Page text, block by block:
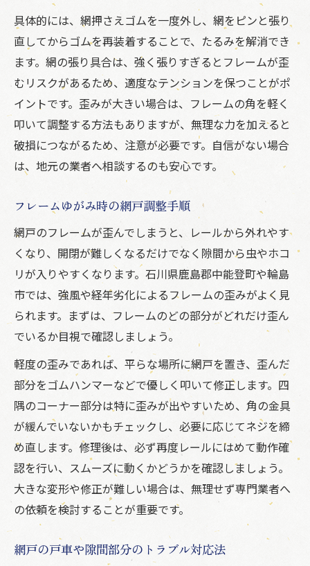
具体的には、網押さえゴムを一度外し、網をピンと張り
直してからゴムを再装着することで、たるみを解消でき
ます。網の張り具合は、強く張りすぎるとフレームが歪
むリスクがあるため、適度なテンションを保つことがポ
イントです。歪みが大きい場合は、フレームの角を軽く
叩いて調整する方法もありますが、無理な力を加えると
破損につながるため、注意が必要です。自信がない場合
は、地元の業者へ相談するのも安心です。
フレームゆがみ時の網戸調整手順
網戸のフレームが歪んでしまうと、レールから外れやす
くなり、開閉が難しくなるだけでなく隙間から虫やホコ
リが入りやすくなります。石川県鹿島郡中能登町や輪島
市では、強風や経年劣化によるフレームの歪みがよく見
られます。まずは、フレームのどの部分がどれだけ歪ん
でいるか目視で確認しましょう。
軽度の歪みであれば、平らな場所に網戸を置き、歪んだ
部分をゴムハンマーなどで優しく叩いて修正します。四
隅のコーナー部分は特に歪みが出やすいため、角の金具
が緩んでいないかもチェックし、必要に応じてネジを締
め直します。修理後は、必ず再度レールにはめて動作確
認を行い、スムーズに動くかどうかを確認しましょう。
大きな変形や修正が難しい場合は、無理せず専門業者へ
の依頼を検討することが重要です。
網戸の戸車や隙間部分のトラブル対応法